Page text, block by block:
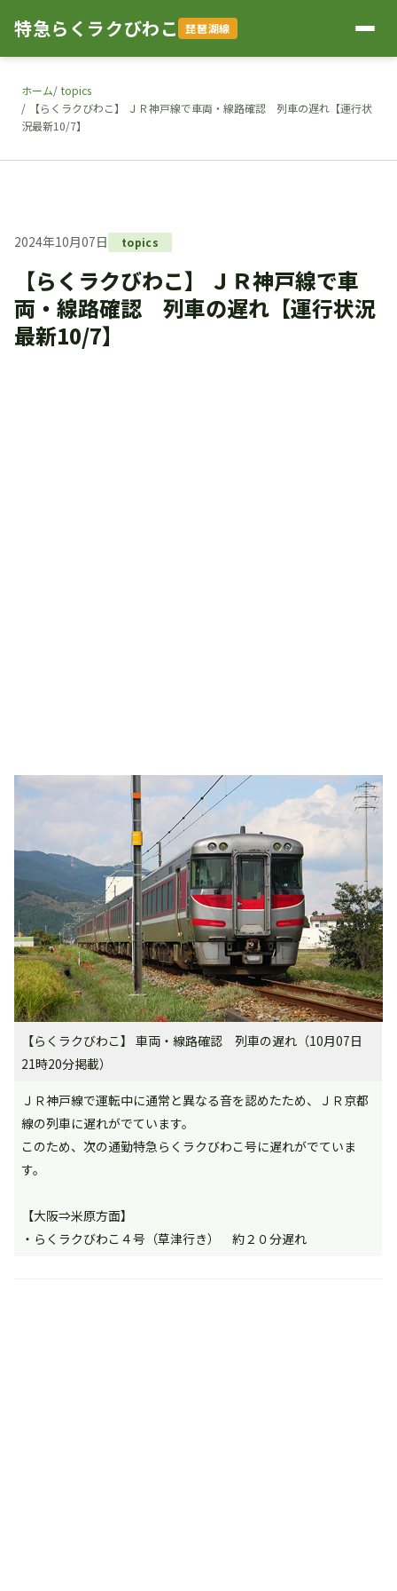
特急らくラクびわこ 琵琶湖線
ホーム topics
【らくラクびわこ】 ＪＲ神戸線で車両・線路確認 列車の遅れ【運行状
況最新10/7】
2024年10月07日 topics
【らくラクびわこ】 ＪＲ神戸線で車
両・線路確認 列車の遅れ【運行状況
最新10/7】
【らくラクびわこ】 車両・線路確認 列車の遅れ（10月07日
21時20分掲載）
ＪＲ神戸線で運転中に通常と異なる音を認めたため、ＪＲ京都
線の列車に遅れがでています。
このため、次の通勤特急らくラクびわこ号に遅れがでていま
す。
【大阪⇒米原方面】
・らくラクびわこ４号（草津行き） 約２０分遅れ